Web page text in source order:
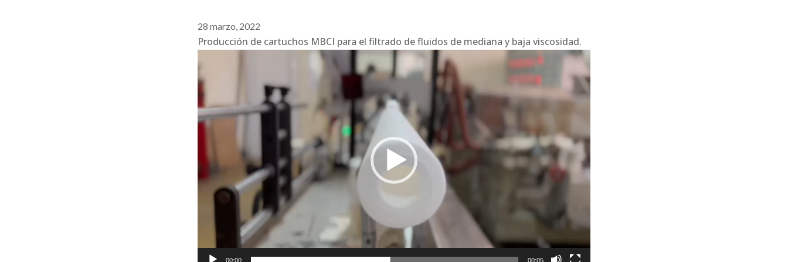
28 marzo, 2022
Producción de cartuchos MBCI para el filtrado de fluidos de mediana y baja viscosidad.
vídeo
00:00 00:05